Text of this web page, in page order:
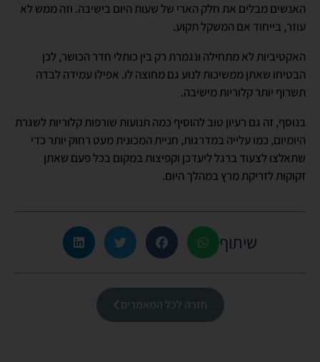
האנשים מבלים את חלק הארי של שעות היום בישיבה. וזה ממש לא
עוזר, בייחוד אם המשקל תקוע.
האקטיביות לא מתחילה ונגמרת רק בין כותלי חדר הכושר, לכן
הבטיחו שאתן ממשיכות לנוע גם מחוצה לו. אפילו עמידה לבדה
תשרוף יותר קלוריות מישיבה.
בנוסף, זה גם רעיון טוב להוסיף כמה תנועות שורפות קלוריות לשגרת
היומיום, כמו עלייה במדרגות, חניית המכונית מעט רחוק יותר כדי
שתאלצו לצעוד ברגל ליעדכן וקפיצות במקום בכל פעם שאתן
זקוקות לזריקת מרץ במהלך היום.
שיתוף
חזרה לכל המאמרים